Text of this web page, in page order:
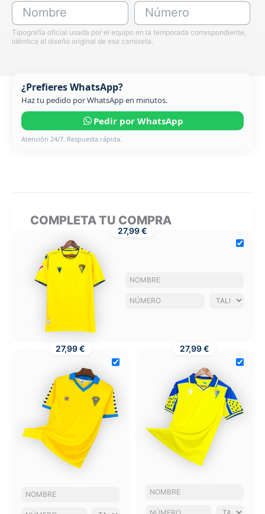
Nombre Número
Tipografía oficial usada por el equipo en la temporada correspondiente,
idéntica al diseño original de esa camiseta.
¿Prefieres WhatsApp?
Haz tu pedido por WhatsApp en minutos.
Pedir por WhatsApp
Atención 24/7. Respuesta rápida.
COMPLETA TU COMPRA
27,99 €
27,99 € 27,99 €